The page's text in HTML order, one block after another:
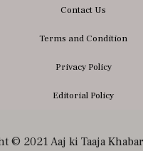
Contact Us
Terms and Condition
Privacy Policy
Editorial Policy
© 2021 Aaj ki Taaja